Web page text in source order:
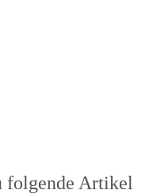
folgende Artikel